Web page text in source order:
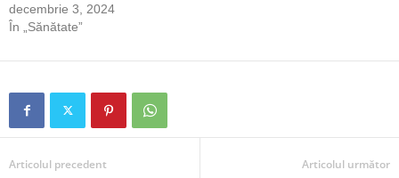
decembrie 3, 2024
În „Sănătate”
Articolul precedent Articolul următor